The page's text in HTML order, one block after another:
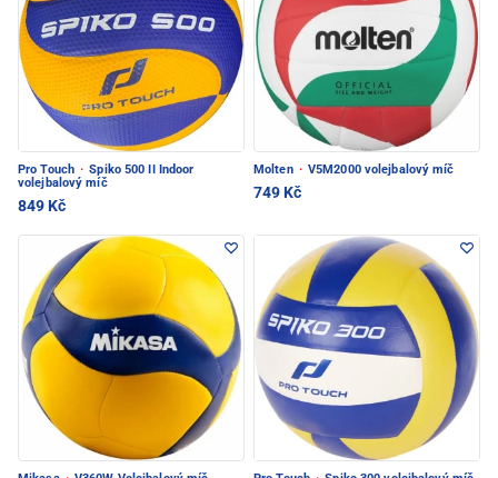
Pro Touch · Spiko 500 II Indoor
volejbalový míč
849 Kč
Molten · V5M2000 volejbalový míč
749 Kč